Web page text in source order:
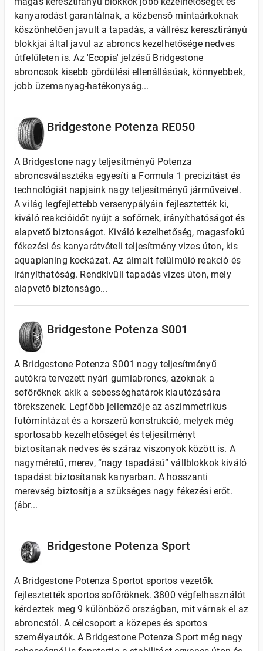
kanyarodást garantálnak, a közbenső mintaárkoknak
köszönhetően javult a tapadás, a vállrész keresztirányú
blokkjai által javul az abroncs kezelhetősége nedves
útfelületen is. Az 'Ecopia' jelzésű Bridgestone
abroncsok kisebb gördülési ellenállásúak, könnyebbek,
jobb üzemanyag-hatékonyság...
Bridgestone Potenza RE050
A Bridgestone nagy teljesítményű Potenza
abroncsválasztéka egyesíti a Formula 1 precizitást és
technológiát napjaink nagy teljesítményű járműveivel.
A világ legfejlettebb versenypályáin fejlesztették ki,
kiváló reakcióidőt nyújt a sofőrnek, irányíthatóságot és
alapvető biztonságot. Kiváló kezelhetőség, magasfokú
fékezési és kanyarátvételi teljesítmény vizes úton, kis
aquaplaning kockázat. Az álmait felülmúló reakció és
irányíthatóság. Rendkívüli tapadás vizes úton, mely
alapvető biztonságo...
Bridgestone Potenza S001
A Bridgestone Potenza S001 nagy teljesítményű
autókra tervezett nyári gumiabroncs, azoknak a
sofőröknek akik a sebességhatárok kiautózására
törekszenek. Legfőbb jellemzője az aszimmetrikus
futómintázat és a korszerű konstrukció, melyek még
sportosabb kezelhetőséget és teljesítményt
biztosítanak nedves és száraz viszonyok között is. A
nagyméretű, merev, “nagy tapadású” vállblokkok kiváló
tapadást biztosítanak kanyarban. A hosszanti
merevség biztosítja a szükséges nagy fékezési erőt.
(ábr...
Bridgestone Potenza Sport
A Bridgestone Potenza Sportot sportos vezetők
fejlesztették sportos sofőröknek. 3800 végfelhasználót
kérdeztek meg 9 különböző országban, mit várnak el az
abroncstól. A célcsoport a közepes és sportos
személyautók. A Bridgestone Potenza Sport még nagy